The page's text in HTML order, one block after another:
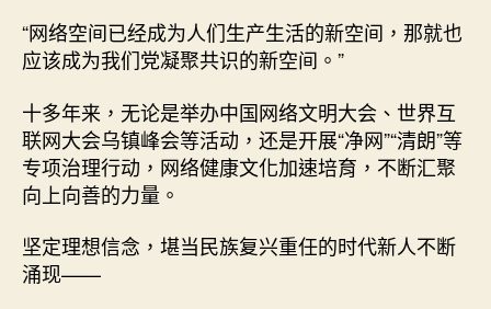
“网络空间已经成为人们生产生活的新空间，那就也
应该成为我们党凝聚共识的新空间。”
十多年来，无论是举办中国网络文明大会、世界互
联网大会乌镇峰会等活动，还是开展“净网”“清朗”等
专项治理行动，网络健康文化加速培育，不断汇聚
向上向善的力量。
坚定理想信念，堪当民族复兴重任的时代新人不断
涌现——